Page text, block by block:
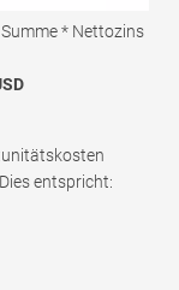
* Nettozins
entspricht: